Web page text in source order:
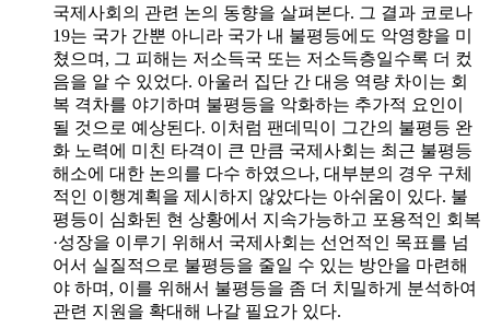
국제사회의 관련 논의 동향을 살펴본다. 그 결과 코로나
19는 국가 간뿐 아니라 국가 내 불평등에도 악영향을 미
쳤으며, 그 피해는 저소득국 또는 저소득층일수록 더 컸
음을 알 수 있었다. 아울러 집단 간 대응 역량 차이는 회
복 격차를 야기하며 불평등을 악화하는 추가적 요인이
될 것으로 예상된다. 이처럼 팬데믹이 그간의 불평등 완
화 노력에 미친 타격이 큰 만큼 국제사회는 최근 불평등
해소에 대한 논의를 다수 하였으나, 대부분의 경우 구체
적인 이행계획을 제시하지 않았다는 아쉬움이 있다. 불
평등이 심화된 현 상황에서 지속가능하고 포용적인 회복
·성장을 이루기 위해서 국제사회는 선언적인 목표를 넘
어서 실질적으로 불평등을 줄일 수 있는 방안을 마련해
야 하며, 이를 위해서 불평등을 좀 더 치밀하게 분석하여
관련 지원을 확대해 나갈 필요가 있다.